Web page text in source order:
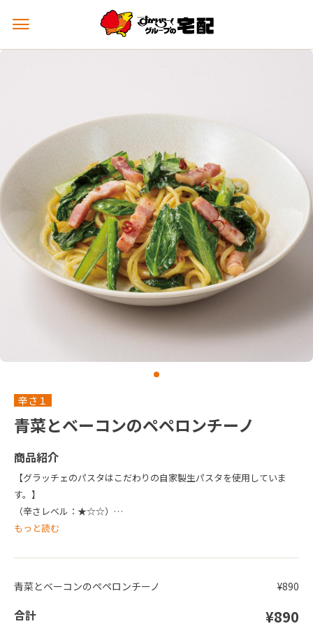
メ
ュ
辛さ１
青菜とベーコンのペペロンチーノ
商品紹介
【グラッチェのパスタはこだわりの自家製生パスタを使用していま
す。】
（辛さレベル：★☆☆）
青森産にんにく使用
もっと読む
青菜とベーコンのペペロンチーノ ¥890
合計 ¥890